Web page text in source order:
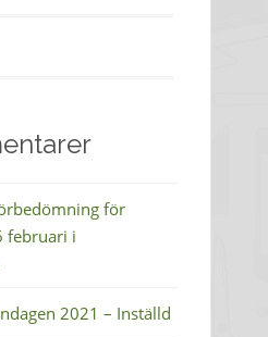
för
februari i
2021 – Inställd